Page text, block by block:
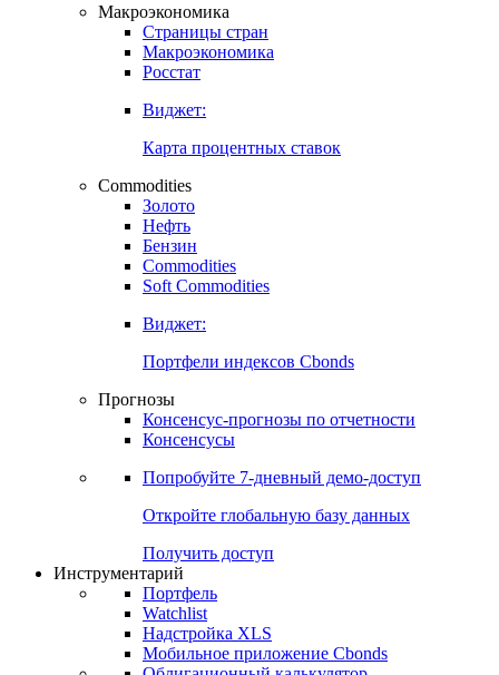
Макроэкономика
Страницы стран
Макроэкономика
Росстат
Виджет:
Карта процентных ставок
Commodities
Золото
Нефть
Бензин
Commodities
Soft Commodities
Виджет:
Портфели индексов Cbonds
Прогнозы
Консенсус-прогнозы по отчетности
Консенсусы
Попробуйте 7-дневный демо-доступ
Откройте глобальную базу данных
Получить доступ
Инструментарий
Портфель
Watchlist
Надстройка XLS
Мобильное приложение Cbonds